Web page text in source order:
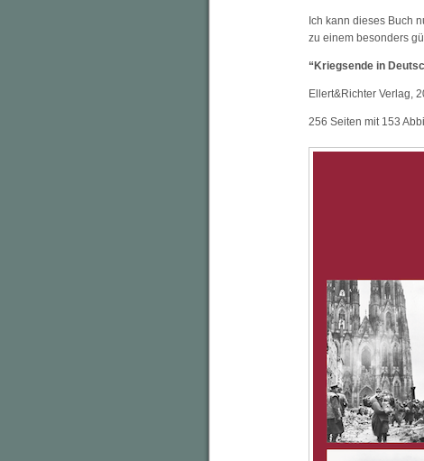
Ich kann dieses Buch
zu einem besonders
“Kriegsende in
Ellert&Richter Verlag,
256 Seiten mit 153